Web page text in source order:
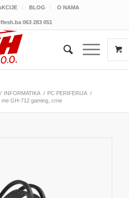
BLOG O NAMA
063 283 051
/ INFORMATIKA / PC PERIFERIJA /
GH-712 gaming, crne